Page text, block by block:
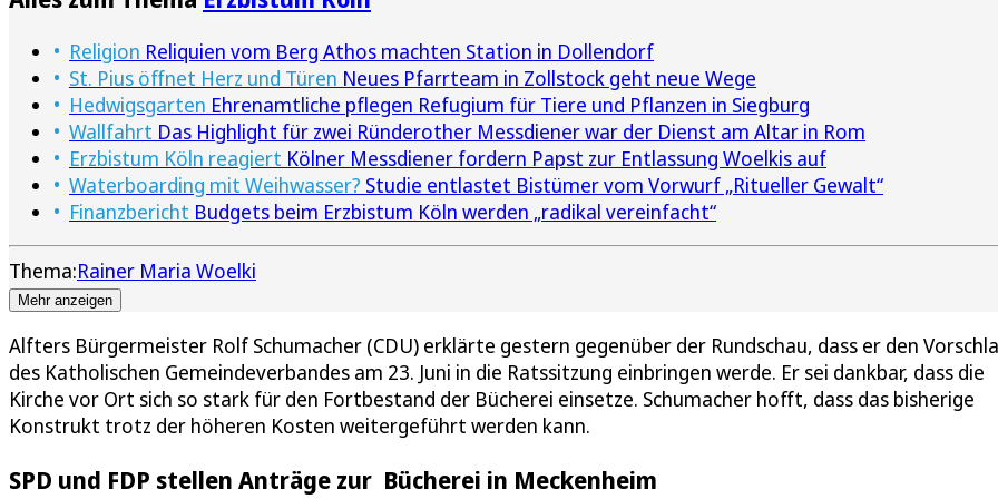
Religion Reliquien vom Berg Athos machten Station in Dollendorf
St. Pius öffnet Herz und Türen Neues Pfarrteam in Zollstock geht neue Wege
Hedwigsgarten Ehrenamtliche pflegen Refugium für Tiere und Pflanzen in Siegburg
Wallfahrt Das Highlight für zwei Ründerother Messdiener war der Dienst am Altar in Rom
Erzbistum Köln reagiert Kölner Messdiener fordern Papst zur Entlassung Woelkis auf
Waterboarding mit Weihwasser? Studie entlastet Bistümer vom Vorwurf „Ritueller Gewalt“
Finanzbericht Budgets beim Erzbistum Köln werden „radikal vereinfacht“
Thema:Rainer Maria Woelki
Mehr anzeigen
Alfters Bürgermeister Rolf Schumacher (CDU) erklärte gestern gegenüber der Rundschau, dass er den
des Katholischen Gemeindeverbandes am 23. Juni in die Ratssitzung einbringen werde. Er sei dankbar, dass die
Kirche vor Ort sich so stark für den Fortbestand der Bücherei einsetze. Schumacher hofft, dass das bisherige
Konstrukt trotz der höheren Kosten weitergeführt werden kann.
SPD und FDP stellen Anträge zur Bücherei in Meckenheim